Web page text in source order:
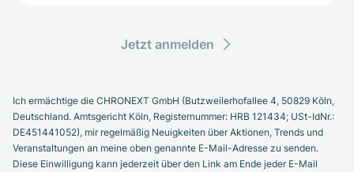
Jetzt anmelden
Ich ermächtige die CHRONEXT GmbH (Butzweilerhofallee 4, 50829 Köln,
Deutschland. Amtsgericht Köln, Registernummer: HRB 121434; USt-IdNr.:
DE451441052), mir regelmäßig Neuigkeiten über Aktionen, Trends und
Veranstaltungen an meine oben genannte E-Mail-Adresse zu senden.
Diese Einwilligung kann jederzeit über den Link am Ende jeder E-Mail